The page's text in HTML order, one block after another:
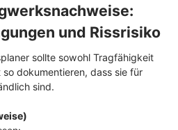
und Rissrisiko
sollte sowohl Tragfähigkeit
dokumentieren, dass sie für
sind.